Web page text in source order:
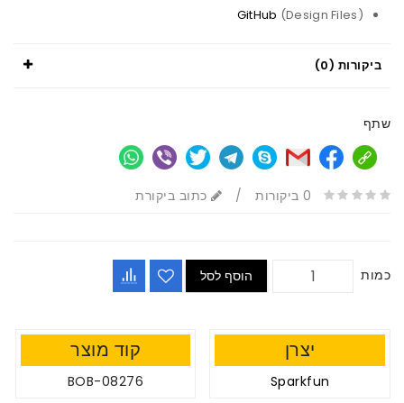
GitHub (Design Files)
ביקורות (0)
שתף
0 ביקורות / כתוב ביקורת
כמות הוסף לסל
יצרן
Sparkfun
קוד מוצר
BOB-08276